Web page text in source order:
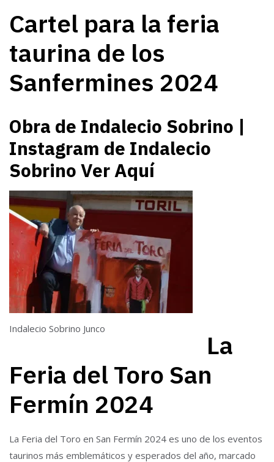
Cartel para la feria
taurina de los
Sanfermines 2024
Obra de Indalecio Sobrino |
Instagram de Indalecio
Sobrino Ver Aquí
Indalecio Sobrino Junco
La
Feria del Toro San
Fermín 2024
La Feria del Toro en San Fermín 2024 es uno de los eventos
taurinos más emblemáticos y esperados del año, marcado